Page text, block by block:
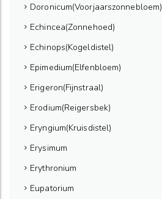
Doronicum(Voorjaarszonnebloem)
Echincea(Zonnehoed)
Echinops(Kogeldistel)
Epimedium(Elfenbloem)
Erigeron(Fijnstraal)
Erodium(Reigersbek)
Eryngium(Kruisdistel)
Erysimum
Erythronium
Eupatorium